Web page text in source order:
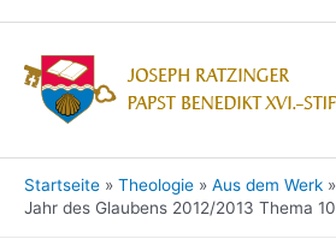
Startseite Theologie
Aus dem Werk
Jahr des Glaubens 2012/2013 Thema 10